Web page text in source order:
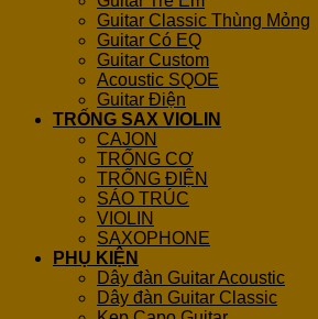
Guitar Classic Thùng Mỏng
Guitar Có EQ
Guitar Custom
Acoustic SQOE
Guitar Điện
TRỐNG SAX VIOLIN
CAJON
TRỐNG CƠ
TRỐNG ĐIỆN
SÁO TRÚC
VIOLIN
SAXOPHONE
PHỤ KIỆN
Dây đàn Guitar Acoustic
Dây đàn Guitar Classic